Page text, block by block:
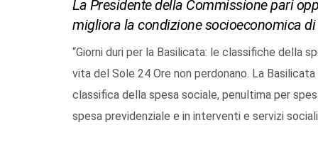
La Presidente della Commissione pari
migliora la condizione socioeconomica
“Giorni duri per la Basilicata: le classifiche della
vita del Sole 24 Ore non perdonano. La
classifica della spesa sociale, penultima per
spesa previdenziale e in interventi e servizi